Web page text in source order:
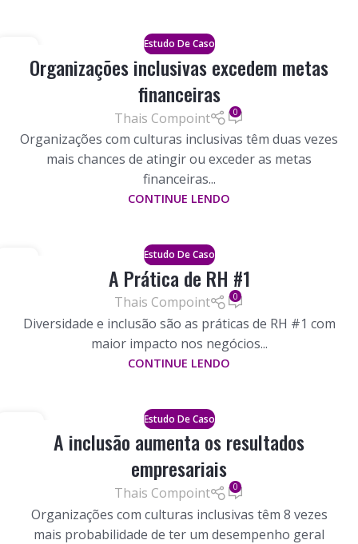
Estudo De Caso
Organizações inclusivas excedem metas
financeiras
Thais Compoint 0
Organizações com culturas inclusivas têm duas vezes
mais chances de atingir ou exceder as metas
financeiras...
CONTINUE LENDO
Estudo De Caso
A Prática de RH #1
Thais Compoint 0
Diversidade e inclusão são as práticas de RH #1 com
maior impacto nos negócios...
CONTINUE LENDO
Estudo De Caso
A inclusão aumenta os resultados
empresariais
Thais Compoint 0
Organizações com culturas inclusivas têm 8 vezes
mais probabilidade de ter um desempenho geral